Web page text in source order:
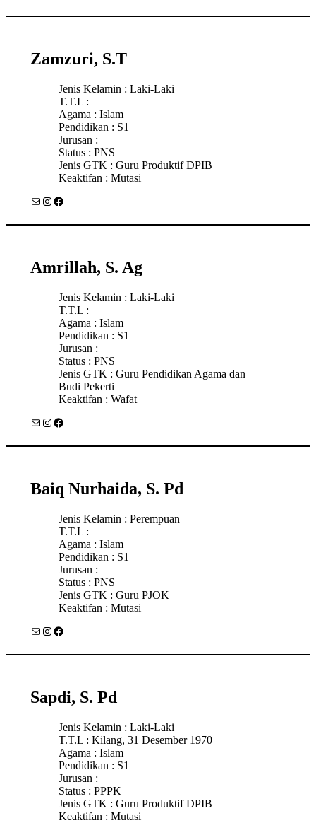
Zamzuri, S.T
Jenis Kelamin : Laki-Laki
T.T.L :
Agama : Islam
Pendidikan : S1
Jurusan :
Status : PNS
Jenis GTK : Guru Produktif DPIB
Keaktifan : Mutasi
Mail
Instagram Facebook
Amrillah, S. Ag
Jenis Kelamin : Laki-Laki
T.T.L :
Agama : Islam
Pendidikan : S1
Jurusan :
Status : PNS
Jenis GTK : Guru Pendidikan Agama dan
Budi Pekerti
Keaktifan : Wafat
Mail
Instagram Facebook
Baiq Nurhaida, S. Pd
Jenis Kelamin : Perempuan
T.T.L :
Agama : Islam
Pendidikan : S1
Jurusan :
Status : PNS
Jenis GTK : Guru PJOK
Keaktifan : Mutasi
Mail
Instagram Facebook
Sapdi, S. Pd
Jenis Kelamin : Laki-Laki
T.T.L : Kilang, 31 Desember 1970
Agama : Islam
Pendidikan : S1
Jurusan :
Status : PPPK
Jenis GTK : Guru Produktif DPIB
Keaktifan : Mutasi